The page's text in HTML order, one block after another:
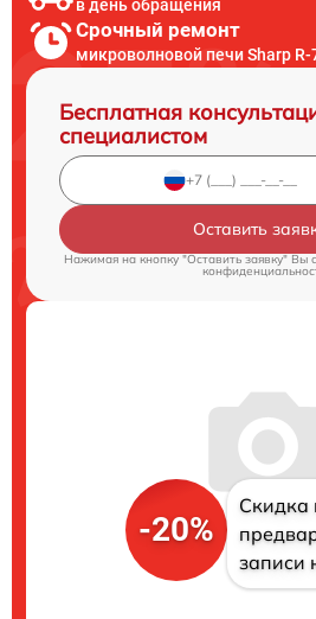
в день обращения
Срочный ремонт
микроволновой печи Sharp R-
Бесплатная
специалистом
Оставить
Нажимая на кнопку "Оставить заявку" Вы
-20%
Скидка
записи